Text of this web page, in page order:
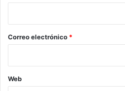
*
Correo electrónico *
Web